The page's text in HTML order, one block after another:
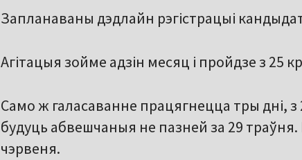
Запланаваны дэдлайн рэгістрацыі
Агітацыя зойме адзін месяц і пройдзе з 25
Само ж галасаванне працягнецца тры дні,
будуць абвешчаныя не пазней за 29
чэрвеня.